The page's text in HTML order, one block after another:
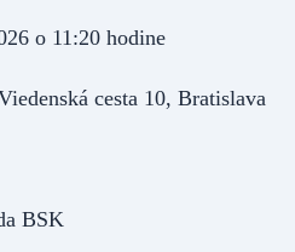
o 11:20 hodine
cesta 10, Bratislava
BSK